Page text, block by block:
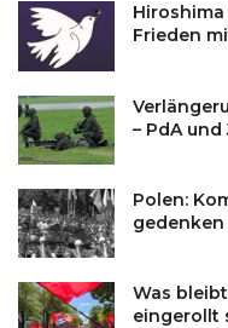
Frieden
– PdA
Polen:
gedenken
Was
eingerollt